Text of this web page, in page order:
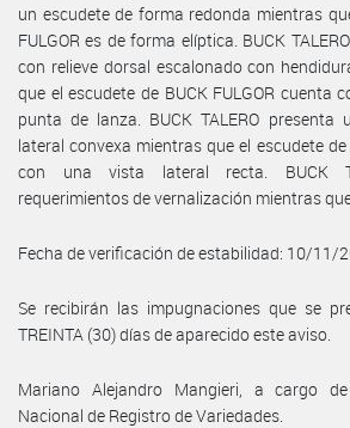
un escudete de forma redonda mientras
FULGOR es de forma elíptica. BUCK
con relieve dorsal escalonado con
que el escudete de BUCK FULGOR cuenta
punta de lanza. BUCK TALERO presenta
lateral convexa mientras que el escudete de
con una vista lateral recta. BUCK
requerimientos de vernalización mientras que
Fecha de verificación de estabilidad: 10/11/
Se recibirán las impugnaciones que se
TREINTA (30) días de aparecido este aviso.
Mariano Alejandro Mangieri, a cargo de
Nacional de Registro de Variedades.